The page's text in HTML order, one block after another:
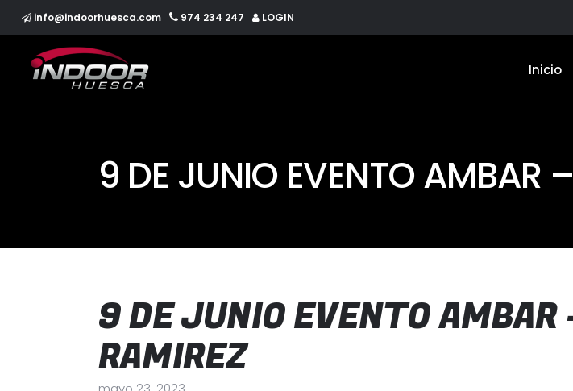
info@indoorhuesca.com 974 234 247 LOGIN
Inicio
Inicio
Inicio
El Centro
El Centro
Campus ’26
Campus ’26
Pádel
Fitness
Blog
Contacto
9 DE JUNIO EVENTO AMBAR
9 DE JUNIO EVENTO AMBAR
RAMIREZ